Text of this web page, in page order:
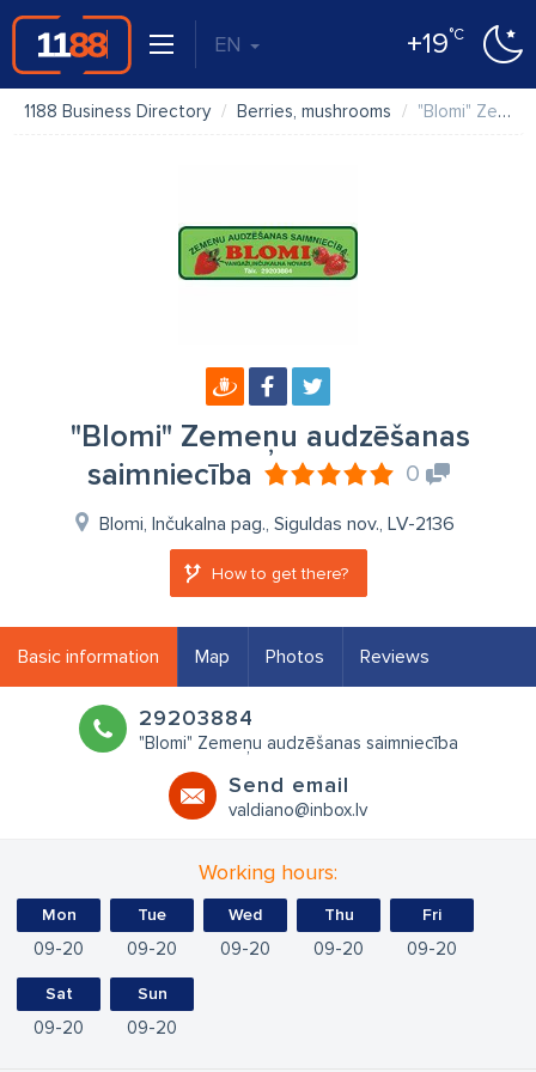
EN +19°C
1188 Business Directory Berries, mushrooms "Blomi" Zemeņu audzēšanas saimniecība
"Blomi" Zemeņu audzēšanas
saimniecība
0
Blomi, Inčukalna pag., Siguldas nov., LV-2136
How to get there?
Basic information Map Photos Reviews
29203884
"Blomi" Zemeņu audzēšanas saimniecība
Send email
valdiano@inbox.lv
Working hours:
Mon
09 20
Tue
09 20
Wed
09 20
Thu
09 20
Fri
09 20
Sat
09 20
Sun
09 20